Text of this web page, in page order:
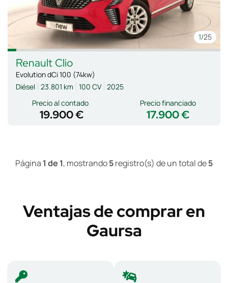
1/25
Renault Clio
Evolution dCi 100 (74kw)
Diésel 23.801 km 100 CV 2025
Precio al contado
19.900 € 17.900 €
Precio financiado
Página 1 de 1, mostrando5registro(s) de un total de5
Ventajas de comprar en
Gaursa